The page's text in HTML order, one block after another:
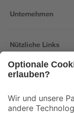
Unternehmen
Nützliche Links
Der toom Newsletter: